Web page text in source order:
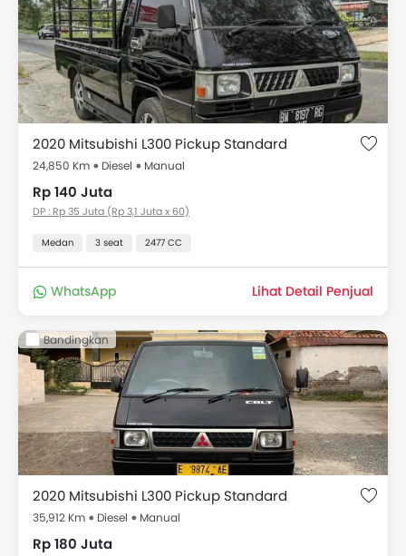
2020 Mitsubishi L300 Pickup Standard
24,850 Km Diesel Manual
Rp 140 Juta
DP : Rp 35 Juta (Rp 3,1 Juta x 60)
Medan 3 seat 2477 CC
WhatsApp Lihat Detail Penjual
Bandingkan
2020 Mitsubishi L300 Pickup Standard
35,912 Km Diesel Manual
Rp 180 Juta